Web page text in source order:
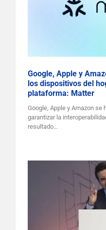
Google, Apple y
los dispositivos del
plataforma: Matter
Google, Apple y Amazon se
garantizar la
resultado…